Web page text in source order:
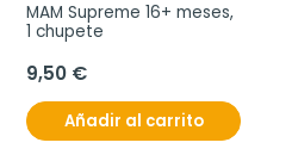
MAM Supreme 16+ meses,
1 chupete
9,50 €
Añadir al carrito